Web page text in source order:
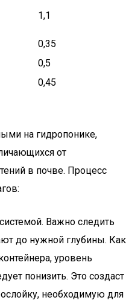
1,1
0,35
0,5
0,45
на гидропонике,
от
в почве. Процесс
Важно следить
до нужной глубины. Как
уровень
понизить. Это создаст
необходимую для